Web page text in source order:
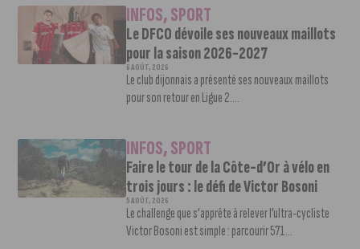
INFOS,SPORT
Le DFCO dévoile ses nouveaux maillots
pour la saison 2026-2027
6 AOÛT, 2026
Le club dijonnais a présenté ses nouveaux maillots
pour son retour en Ligue 2....
INFOS,SPORT
Faire le tour de la Côte-d’Or à vélo en
trois jours : le défi de Victor Bosoni
5 AOÛT, 2026
Le challenge que s’apprête à relever l’ultra-cycliste
Victor Bosoni est simple : parcourir 571...